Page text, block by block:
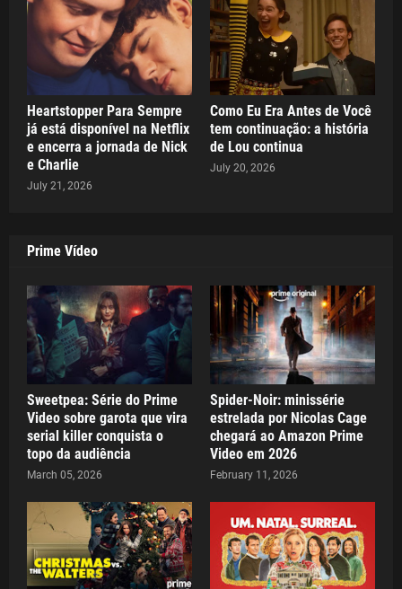
Heartstopper Para Sempre
já está disponível na Netflix
e encerra a jornada de Nick
e Charlie
July 21, 2026
Como Eu Era Antes de Você
tem continuação: a história
de Lou continua
July 20, 2026
Prime Vídeo
Sweetpea: Série do Prime
Video sobre garota que vira
serial killer conquista o
topo da audiência
March 05, 2026
Spider-Noir: minissérie
estrelada por Nicolas Cage
chegará ao Amazon Prime
Video em 2026
February 11, 2026